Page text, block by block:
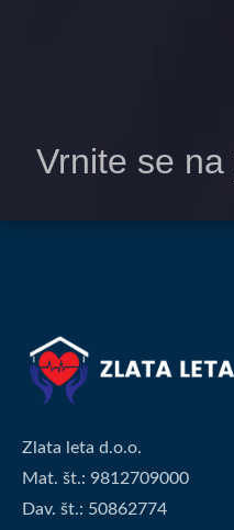
Vrnite se na
Zlata leta d.o.o.
Mat. št.: 9812709000
Dav. št.: 50862774